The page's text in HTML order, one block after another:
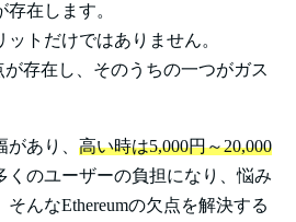
在します。
トだけではありません。
が存在し、そのうちの一つがガス
あり、 高い時は5,000円～20,000
くのユーザーの負担になり、悩み
んなEthereumの欠点を解決する